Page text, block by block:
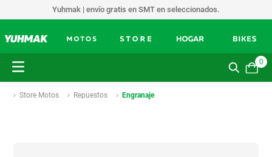
Yuhmak | envío gratis en SMT en seleccionados.
0
Store Motos Repuestos Engranaje